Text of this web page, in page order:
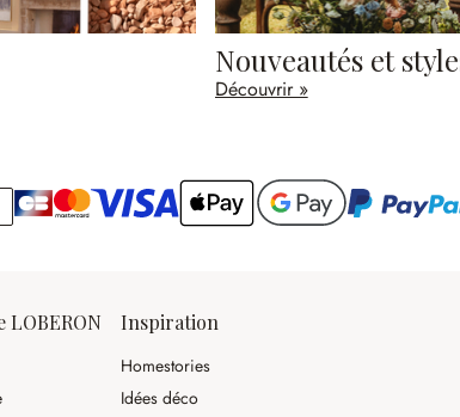
Nouveautés et
Découvrir »
Chèque
LOBERON Inspiration
Homestories
Idées déco